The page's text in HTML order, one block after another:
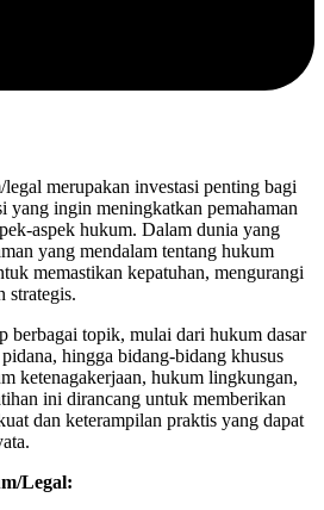
merupakan investasi penting bagi
yang ingin meningkatkan pemahaman
aspek hukum. Dalam dunia yang
yang mendalam tentang hukum
memastikan kepatuhan, mengurangi
strategis.
berbagai topik, mulai dari hukum dasar
hingga bidang-bidang khusus
ketenagakerjaan, hukum lingkungan,
ini dirancang untuk memberikan
dan keterampilan praktis yang dapat
Legal: